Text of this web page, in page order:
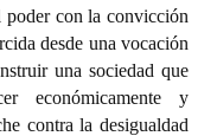
poder con la convicción
desde una vocación
una sociedad que
económicamente y
contra la desigualdad